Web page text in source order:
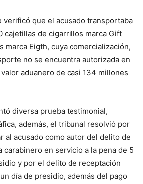
verificó que el acusado transportaba
cajetillas de cigarrillos marca Gift
marca Eigth, cuya comercialización,
no se encuentra autorizada en
aduanero de casi 134 millones
diversa prueba testimonial,
además, el tribunal resolvió por
al acusado como autor del delito de
carabinero en servicio a la pena de 5
y por el delito de receptación
día de presidio, además del pago